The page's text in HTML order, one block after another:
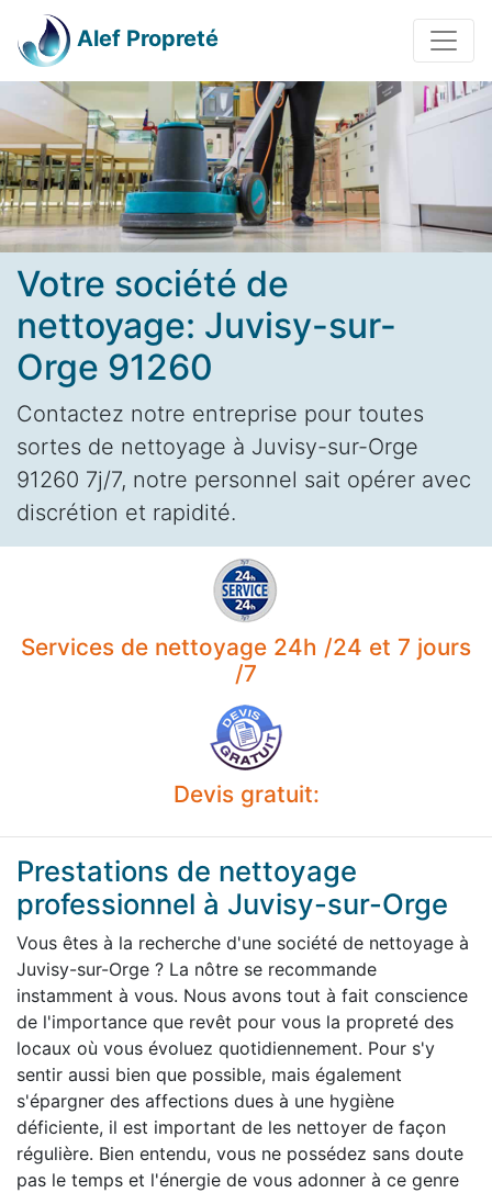
Alef Propreté
Votre société de
nettoyage: Juvisy-sur-
Orge 91260
Contactez notre entreprise pour toutes
sortes de nettoyage à Juvisy-sur-Orge
91260 7j/7, notre personnel sait opérer avec
discrétion et rapidité.
Services de nettoyage 24h /24 et 7 jours
/7
Devis gratuit:
Prestations de nettoyage
professionnel à Juvisy-sur-Orge
Vous êtes à la recherche d'une société de nettoyage à
Juvisy-sur-Orge ? La nôtre se recommande
instamment à vous. Nous avons tout à fait conscience
de l'importance que revêt pour vous la propreté des
locaux où vous évoluez quotidiennement. Pour s'y
sentir aussi bien que possible, mais également
s'épargner des affections dues à une hygiène
déficiente, il est important de les nettoyer de façon
régulière. Bien entendu, vous ne possédez sans doute
pas le temps et l'énergie de vous adonner à ce genre